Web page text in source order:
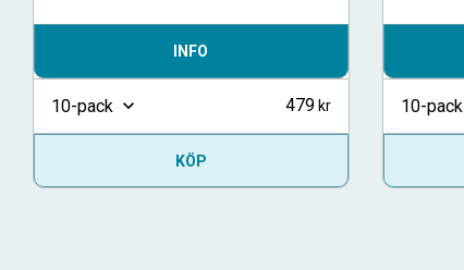
INFO
10-pack 479
KÖP
10-pack